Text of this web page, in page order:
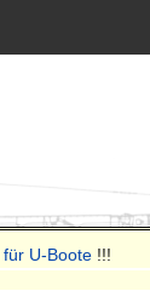
U-Boote !!!